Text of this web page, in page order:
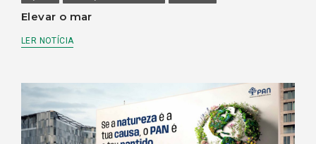
Elevar o mar
LER NOTÍCIA